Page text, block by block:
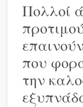
Πολλοί
που
την